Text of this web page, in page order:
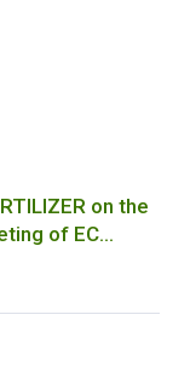
on the
of EC
a certificate